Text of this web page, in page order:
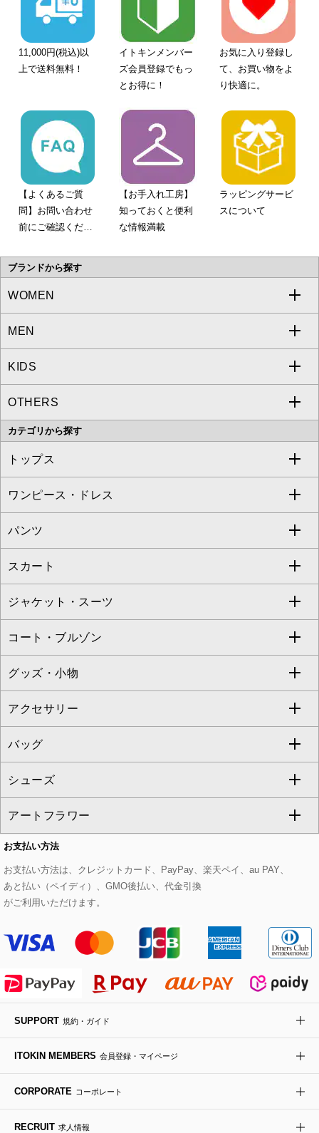
11,000円(税込)以
上で送料無料！
イトキンメンバー
ズ会員登録でもっ
とお得に！
お気に入り登録し
て、お買い物をよ
り快適に。
【よくあるご質
問】お問い合わせ
前にご確認くださ
【お手入れ工房】
知っておくと便利
な情報満載
ラッピングサービ
スについて
ブランドから探す
WOMEN
a.v.v
MICHEL KLEIN
MK MICHEL KLEIN
OFUON le MK
eur3
Maison de CINQ
MK MICHEL KLEIN BAG
HIROKO KOSHINO
MEN
a.v.v
MICHEL KLEIN HOMME
MK MICHEL KLEIN HOMME
KIDS
a.v.v
OTHERS
MK MICHEL KLEIN BAG
カテゴリから探す
トップス
すべてのトップス
カットソー・Tシャツ
ブラウス・シャツ
ニット・セーター
カーディガン
アンサンブルセット
ベスト・ジレ
パーカー
タンクトップ・キャミソール
スウェット・ジャージー
その他のトップス
ワンピース・ドレス
すべてのワンピース・ドレス
ワンピース
ドレス
チュニック
ジャンパースカート
その他のワンピース・ドレス
パンツ
すべてのパンツ
フルレングスパンツ
クロップド・半端丈パンツ
ガウチョ・ワイドパンツ
ハーフ・ショート丈パンツ
サロペット・オールインワン
その他のパンツ
スカート
すべてのスカート
ロング・マキシ丈スカート
ひざ丈スカート
ミモレ丈スカート
ショート・ミニ丈スカート
その他のスカート
ジャケット・スーツ
すべてのジャケット・スーツ
テーラードジャケット
ノーカラージャケット
セットアップ
セットアップジャケット
セットアップパンツ
セットアップスカート
セットアップワンピース
コート・ブルゾン
すべてのコート・ブルゾン
トレンチコート
ピーコート
ダッフルコート
チェスターコート
モッズコート
ステンカラーコート
ライダースジャケット
デニムジャケット
ダウンジャケット・コート
グッズ・小物
すべてのグッズ・小物
マスク
ストール・マフラー・スヌード
ベルト・サスペンダー
帽子
ヘアアクセサリー
ハンカチ・バンダナ
手袋
チャーム・ストラップ
アクセサリー
すべてのアクセサリー
ネックレス
ピアス・イヤリング
ブレスレット・バングル
ブローチ・コサージュ
バッグ
すべてのバッグ
トートバッグ
ショルダーバッグ
ボストンバッグ
バックパック・リュック
ボディバッグ・メッセンジャーバッグ
トラベルバッグ
シューズ
すべてのシューズ
パンプス
スニーカー
フラットシューズ
ローファー
ドレスシューズ
アートフラワー
すべてのアートフラワー
ローズ
カサブランカ・カラー
ラナンキュラス
ポプリアレンジ＆フレグランス
お支払い方法
お支払い方法は、クレジットカード、PayPay、楽天ペイ、au PAY、
あと払い（ペイディ）、GMO後払い、代金引換
がご利用いただけます。
SUPPORT 規約・ガイド
ITOKIN MEMBERS 会員登録・マイページ
CORPORATE コーポレート
RECRUIT 求人情報